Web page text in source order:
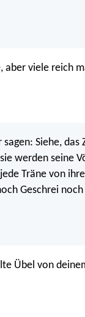
aber viele reich
Siehe, das
werden seine
Träne von
Geschrei
Übel von